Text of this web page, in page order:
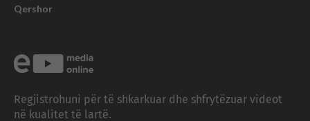
Qershor
Regjistrohuni për të shkarkuar dhe shfrytëzuar videot
në kualitet të lartë.